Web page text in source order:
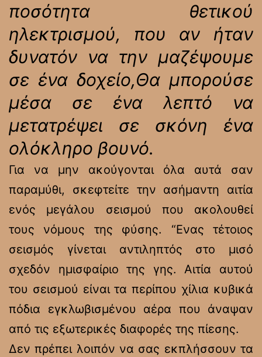
ποσότητα θετικού
ηλεκτρισμού, που αν ήταν
δυνατόν να την μαζέψουμε
σε ένα δοχείο,Θα μπορούσε
μέσα σε ένα λεπτό να
μετατρέψει σε σκόνη ένα
ολόκληρο βουνό.
Για να μην ακούγονται όλα αυτά σαν
παραμύθι, σκεφτείτε την ασήμαντη αιτία
ενός μεγάλου σεισμού που ακολουθεί
τους νόμους της φύσης. “Ενας τέτοιος
σεισμός γίνεται αντιληπτός στο μισό
σχεδόν ημισφαίριο της γης. Αιτία αυτού
του σεισμού είναι τα περίπου χίλια κυβικά
πόδια εγκλωβισμένου αέρα που άναψαν
από τις εξωτερικές διαφορές της πίεσης.
Δεν πρέπει λοιπόν να σας εκπλήσσουν τα